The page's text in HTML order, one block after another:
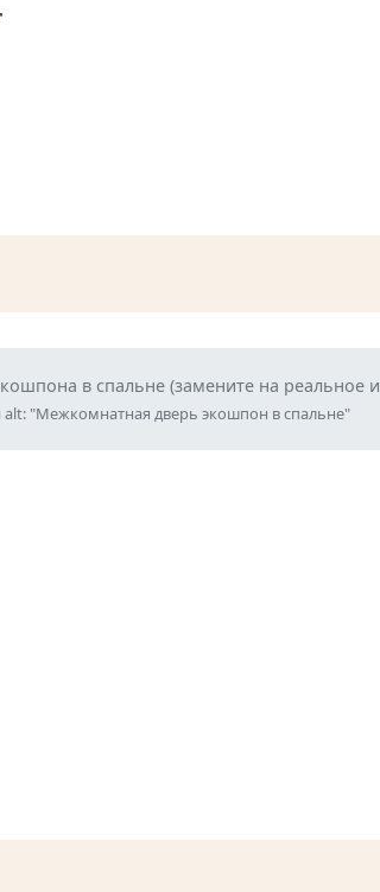
в спальне (замените на реальное
"Межкомнатная дверь экошпон в спальне"